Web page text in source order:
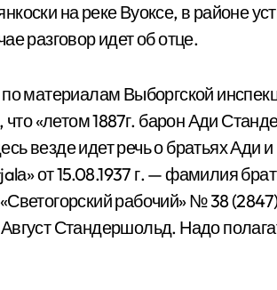
на реке Вуоксе, в районе
разговор идет об отце.
материалам Выборгской
что «летом 1887г. барон Ади
везде идет речь о братьях Ади
от 15.08.1937 г. — фамилия
рабочий» № 38
Стандершольд. Надо